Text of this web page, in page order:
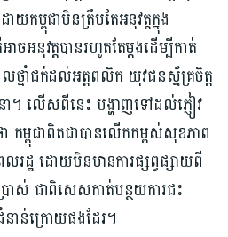
យកម្ពុជាមិនត្រឹមតែអនុវត្តក្នុង
ចអនុវត្តបានរហូតតែម្ដងដើម្បីកាត់
ាំជក់ដល់អត្តពលិក យុវជនស្ម័គ្រចិត្ត
លើសពីនេះ បង្ហាញទៅដល់ភ្ញៀវ
កម្ពុជាពិតជាបានលើកកម្ពស់សុខភាព
ដ្ឋ ដោយមិនមានការផ្សព្វផ្សាយពី
រាស់ ជាពិសេសកាត់បន្ថយការជះ
ាន់ក្រោយផងដែរ។